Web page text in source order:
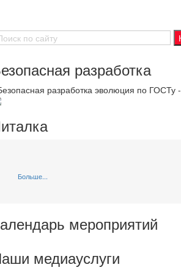
разработка
разработка эволюция по ГОСТу -
Больше...
мероприятий
медиауслуги